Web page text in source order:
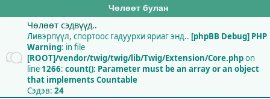
Чөлөөт булан
Чөлөөт сэдвүүд..
Ливэрпүүл, спортоос гадуурхи яриаг энд.. [phpBB Debug] PHP
Warning: in file
[ROOT]/vendor/twig/twig/lib/Twig/Extension/Core.phpon
line 1266: count(): Parameter must be an array or an object
that implements Countable
Сэдэв: 24